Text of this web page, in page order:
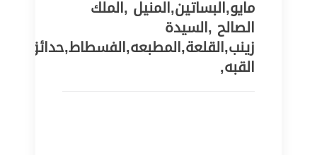
مايو,البساتين,المنيل ,الملك
الصالح ,السيدة
زينب,القلعة,المطبعه,الفسطاط,حدائق
القبه,